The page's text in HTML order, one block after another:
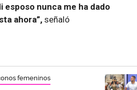
esposo nunca me ha dado
ahora”,señaló
femeninos